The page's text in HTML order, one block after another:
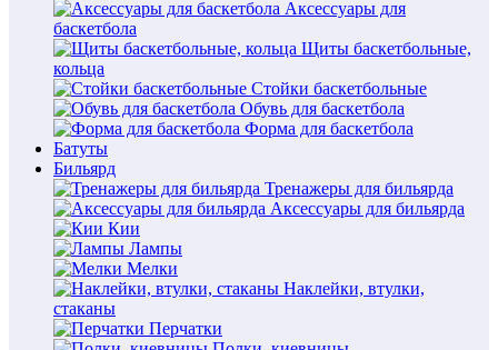
Аксессуары для
баскетбола
Щиты баскетбольные,
кольца
Стойки баскетбольные
Обувь для баскетбола
Форма для баскетбола
Батуты
Бильярд
Тренажеры для бильярда
Аксессуары для бильярда
Кии
Лампы
Мелки
Наклейки, втулки,
стаканы
Перчатки